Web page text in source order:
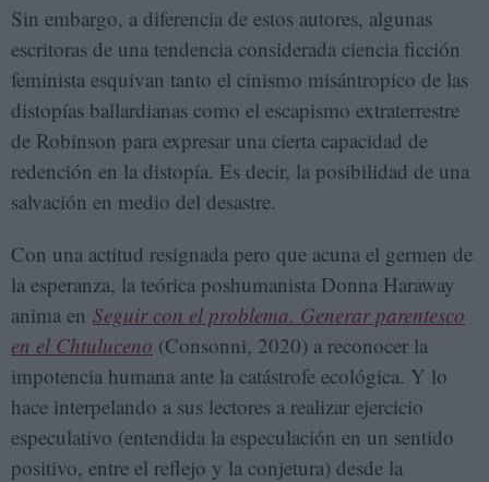
Sin embargo, a diferencia de estos autores, algunas
escritoras de una tendencia considerada ciencia ficción
feminista esquivan tanto el cinismo misántropico de las
distopías ballardianas como el escapismo extraterrestre
de Robinson para expresar una cierta capacidad de
redención en la distopía. Es decir, la posibilidad de una
salvación en medio del desastre.
Con una actitud resignada pero que acuna el germen de
la esperanza, la teórica poshumanista Donna Haraway
anima en Seguir con el problema. Generar parentesco
en el Chtuluceno (Consonni, 2020) a reconocer la
impotencia humana ante la catástrofe ecológica. Y lo
hace interpelando a sus lectores a realizar ejercicio
especulativo (entendida la especulación en un sentido
positivo, entre el reflejo y la conjetura) desde la